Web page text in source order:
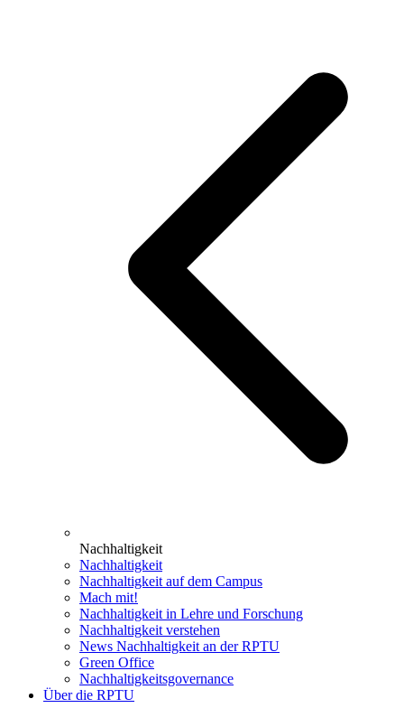
Nachhaltigkeit
Nachhaltigkeit
Nachhaltigkeit auf dem Campus
Mach mit!
Nachhaltigkeit in Lehre und Forschung
Nachhaltigkeit verstehen
News Nachhaltigkeit an der RPTU
Green Office
Nachhaltigkeitsgovernance
Über die RPTU